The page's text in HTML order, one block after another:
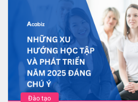
Đào tạo